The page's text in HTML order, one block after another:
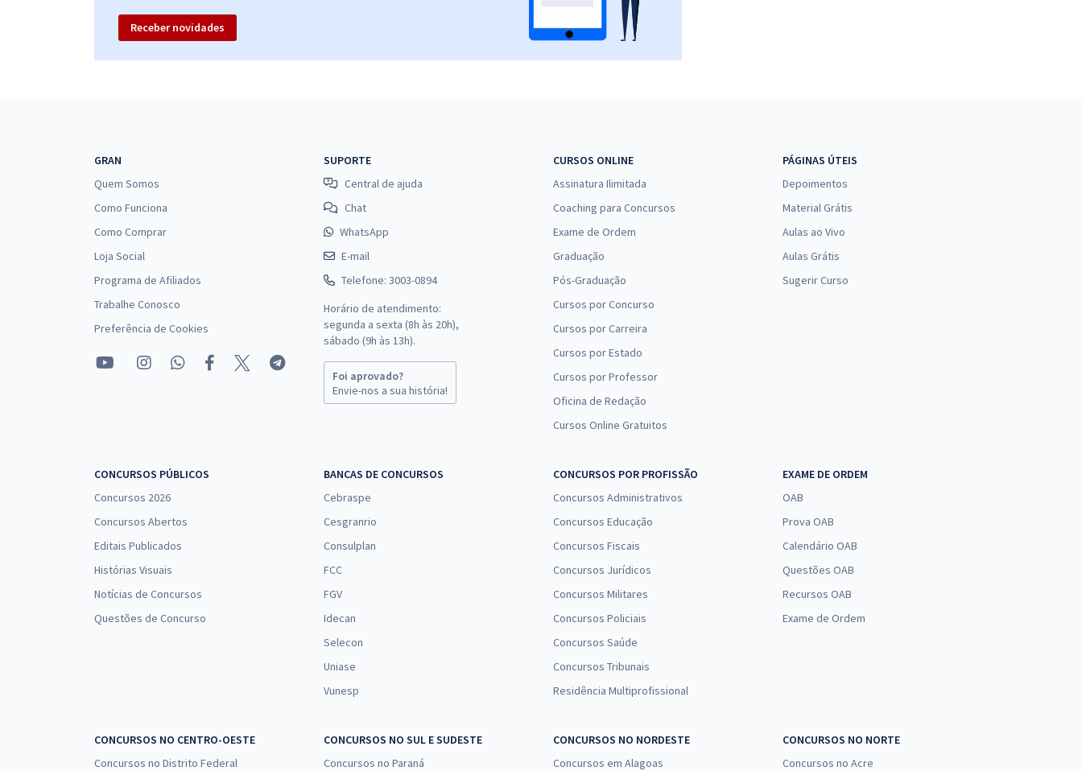
Receber novidades
GRAN
Quem Somos
Como Funciona
Como Comprar
Loja Social
Programa de Afiliados
Trabalhe Conosco
Preferência de Cookies
SUPORTE
Central de ajuda
Chat
WhatsApp
E-mail
Telefone: 3003-0894
Horário de atendimento:
segunda a sexta (8h às 20h),
sábado (9h às 13h).
Foi aprovado?
Envie-nos a sua história!
CURSOS ONLINE
Assinatura Ilimitada
Coaching para Concursos
Exame de Ordem
Graduação
Pós-Graduação
Cursos por Concurso
Cursos por Carreira
Cursos por Estado
Cursos por Professor
Oficina de Redação
Cursos Online Gratuitos
PÁGINAS ÚTEIS
Depoimentos
Material Grátis
Aulas ao Vivo
Aulas Grátis
Sugerir Curso
CONCURSOS PÚBLICOS
Concursos 2026
Concursos Abertos
Editais Publicados
Histórias Visuais
Notícias de Concursos
Questões de Concurso
BANCAS DE CONCURSOS
Cebraspe
Cesgranrio
Consulplan
FCC
FGV
Idecan
Selecon
Uniase
Vunesp
CONCURSOS POR PROFISSÃO
Concursos Administrativos
Concursos Educação
Concursos Fiscais
Concursos Jurídicos
Concursos Militares
Concursos Policiais
Concursos Saúde
Concursos Tribunais
Residência Multiprofissional
EXAME DE ORDEM
OAB
Prova OAB
Calendário OAB
Questões OAB
Recursos OAB
Exame de Ordem
CONCURSOS NO CENTRO-OESTE
Concursos no Distrito Federal
CONCURSOS NO SUL E SUDESTE
Concursos no Paraná
CONCURSOS NO NORDESTE
Concursos em Alagoas
CONCURSOS NO NORTE
Concursos no Acre